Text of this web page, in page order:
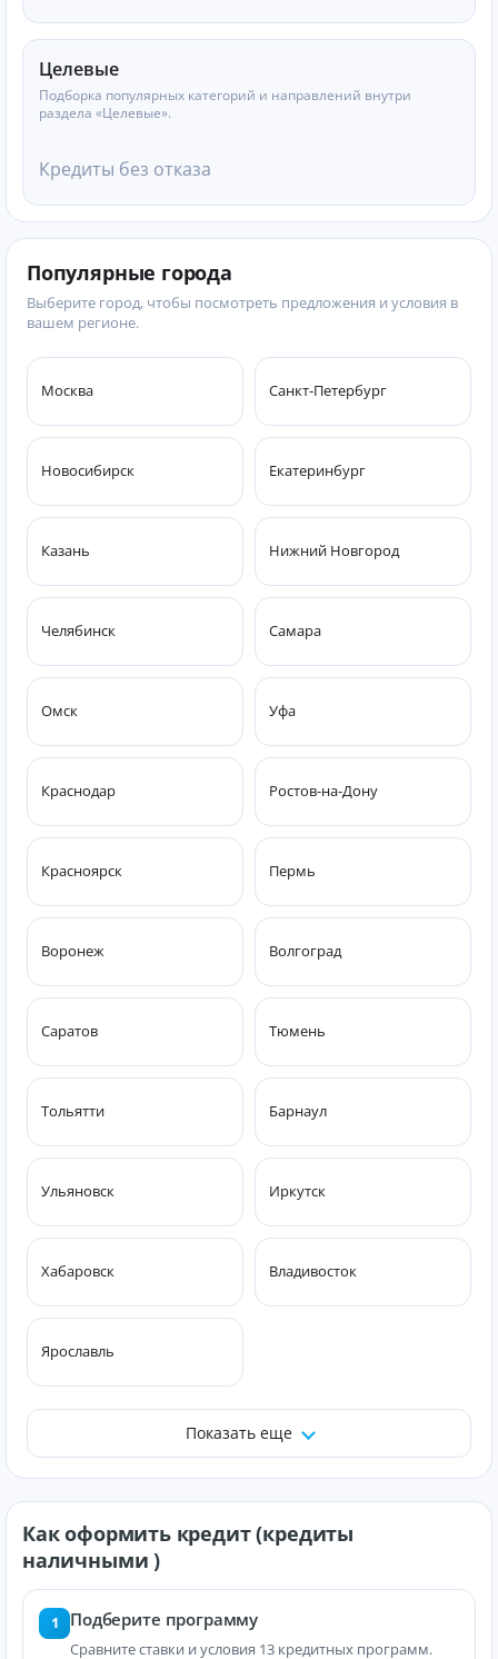
Целевые
Подборка популярных категорий и направлений внутри
раздела «Целевые».
Кредиты без отказа
Популярные города
Выберите город, чтобы посмотреть предложения и условия в
вашем регионе.
Москва Санкт-Петербург
Новосибирск Екатеринбург
Казань Нижний Новгород
Челябинск Самара
Омск Уфа
Краснодар Ростов-на-Дону
Красноярск Пермь
Воронеж Волгоград
Саратов Тюмень
Тольятти Барнаул
Ульяновск Иркутск
Хабаровск Владивосток
Ярославль
Показать еще
Как оформить кредит (кредиты
наличными )
1 Подберите программу
Сравните ставки и условия 13 кредитных программ.